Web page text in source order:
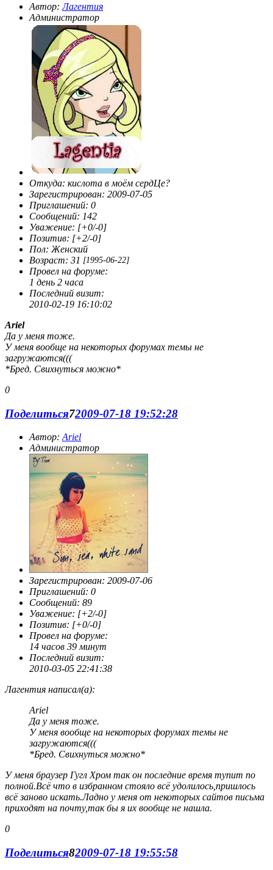
Автор:Лагентия
Администратор
Откуда: кислота в моём сердЦе?
Зарегистрирован: 2009-07-05
Приглашений: 0
Сообщений: 142
Уважение: [+0/-0]
Позитив: [+2/-0]
Пол: Женский
Возраст: 31 [1995-06-22]
Провел на форуме:
1 день 2 часа
Последний визит:
2010-02-19 16:10:02
Ariel
Да у меня тоже.
У меня вообще на некоторых форумах темы не
загружаются(((
*Бред. Свихнуться можно*
0
Поделиться72009-07-18 19:52:28
Автор: Ariel
Администратор
Зарегистрирован: 2009-07-06
Приглашений: 0
Сообщений: 89
Уважение: [+2/-0]
Позитив: [+0/-0]
Провел на форуме:
14 часов 39 минут
Последний визит:
2010-03-05 22:41:38
Лагентия написал(а):
Ariel
Да у меня тоже.
У меня вообще на некоторых форумах темы не
загружаются(((
*Бред. Свихнуться можно*
У меня браузер Гугл Хром так он последние время тупит по
полной.Всё что в избранном стояло всё удолилось,пришлось
всё заново искать.Ладно у меня от некоторых сайтов письма
приходят на почту,так бы я их вообще не нашла.
0
Поделиться82009-07-18 19:55:58